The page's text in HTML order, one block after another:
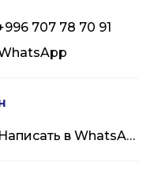
707 78 70 91
Написать в WhatsApp